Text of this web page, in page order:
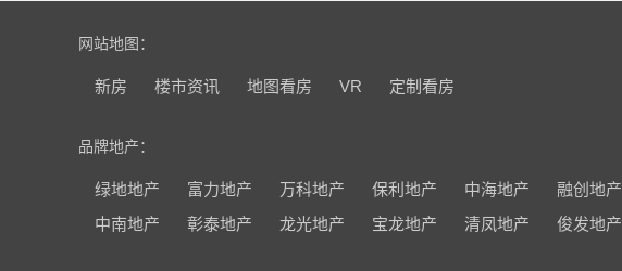
网站地图：
新房 楼市资讯 地图看房 VR 定制看房
品牌地产：
绿地地产 富力地产 万科地产 保利地产 中海地产 融创地产
中南地产
彰泰地产 龙光地产 宝龙地产 清凤地产 俊发地产